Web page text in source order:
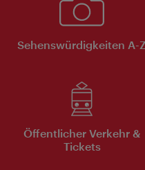
Sehenswürdigkeiten A-Z
Öffentlicher Verkehr &
Tickets